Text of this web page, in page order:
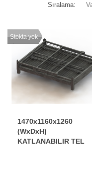
Sıralama:
1470x1160x1260
(WxDxH)
KATLANABILIR TEL
Stokta yok